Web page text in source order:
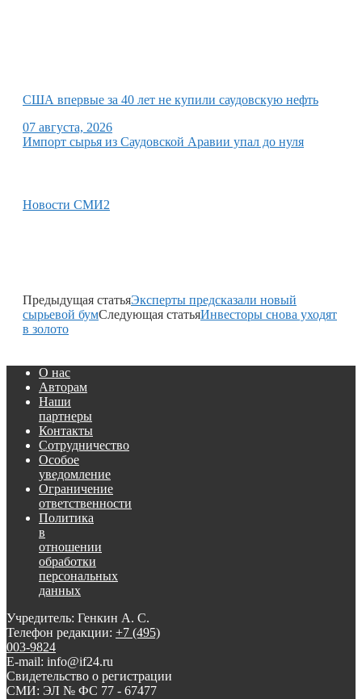
США впервые за 40 лет не купили саудовскую нефть
07 августа, 2026
Импорт сырья из Саудовской Аравии упал до нуля
Новости СМИ2
Предыдущая статьяЭксперты предсказали новый
сырьевой бумСледующая статьяИнвесторы снова уходят
в золото
О нас
Авторам
Наши
партнеры
Контакты
Сотрудничество
Особое
уведомление
Ограничение
ответственности
Политика
в
отношении
обработки
персональных
данных
Учредитель: Генкин А. С.
Телефон редакции: +7 (495)
003-9824
E-mail: info@if24.ru
Свидетельство о регистрации
СМИ: ЭЛ № ФС 77 - 67477